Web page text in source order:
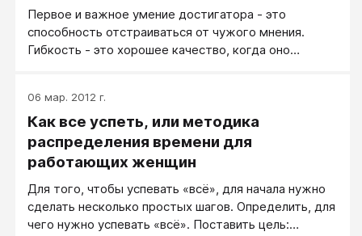
Первое и важное умение достигатора - это
способность отстраиваться от чужого мнения.
Гибкость - это хорошее качество, когда оно
обязательно должен быть - должны быть ваши
собственные ценности, ваше собственное
понимание жизни и следование вашим собственным
целям, вашим собственным решениям. Эта
способность дает человеку возможность
осуществлять именно свои жизненные акции, быть
причиной своей жизни, а не следствием, дает
возможность обдуманного проактивного
06 мар. 2012 г.
Как все успеть, или методика
распределения времени для
работающих женщин
Для того, чтобы успевать «всё», для начала нужно
сделать несколько простых шагов. Определить, для
чего нужно успевать «всё». Поставить цель: